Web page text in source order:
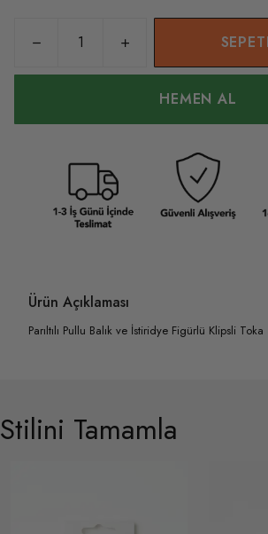
HEMEN AL
Ürün Açıklaması
Parıltılı Pullu Balık ve İstiridye Figürlü Klipsli Toka
Stilini Tamamla